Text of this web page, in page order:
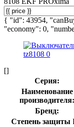
{ "id": 43954,
"economy": 0,
[]
Серия:
Наименование
производителя:
Бренд:
Степень защиты